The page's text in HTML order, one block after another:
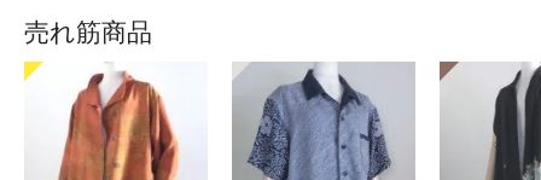
売れ筋商品